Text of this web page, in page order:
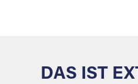
weiteren
DAS IST